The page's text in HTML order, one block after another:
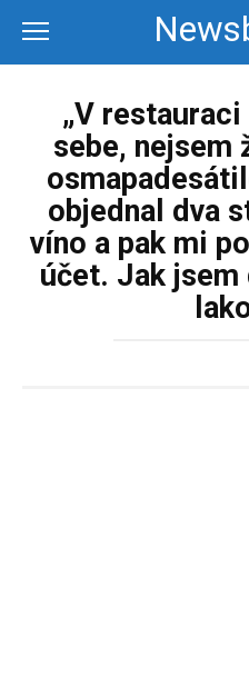
контенту
„V
sebe, nejsem
objednal dva
víno a pak mi
účet. Jak